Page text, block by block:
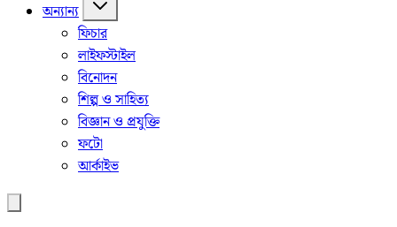
অন্যান্য
ফিচার
লাইফস্টাইল
বিনোদন
শিল্প ও সাহিত্য
বিজ্ঞান ও প্রযুক্তি
ফটো
আর্কাইভ